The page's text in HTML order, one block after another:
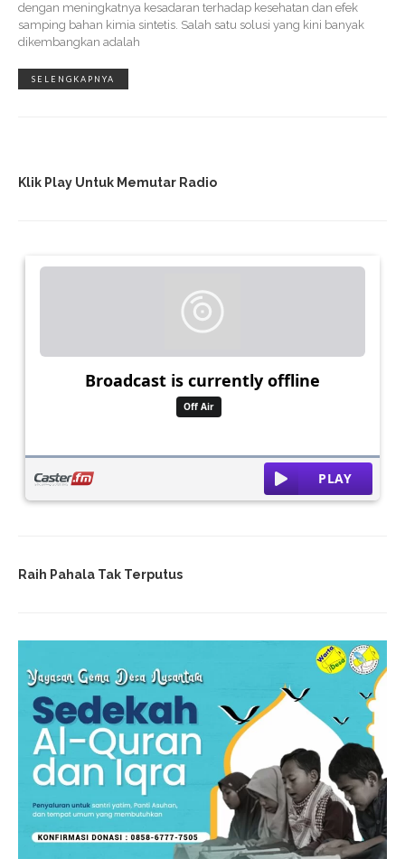
dengan meningkatnya kesadaran terhadap kesehatan dan efek
samping bahan kimia sintetis. Salah satu solusi yang kini banyak
dikembangkan adalah
SELENGKAPNYA
Klik Play Untuk Memutar Radio
Raih Pahala Tak Terputus